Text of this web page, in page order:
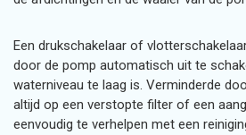
Een drukschakelaar of
door de pomp automatisch uit te
waterniveau te laag is. Verminderde
altijd op een verstopte filter of een
eenvoudig te verhelpen met een